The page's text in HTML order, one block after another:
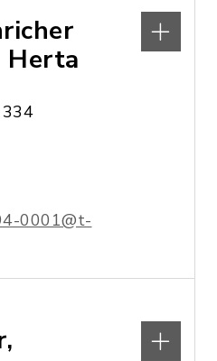
Herta
0001@t-